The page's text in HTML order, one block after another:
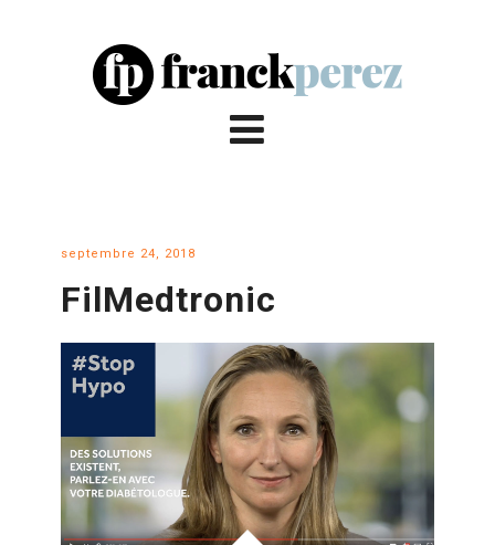
septembre 24, 2018
FilMedtronic